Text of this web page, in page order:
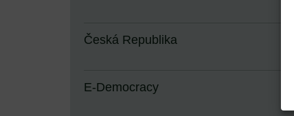
Česká Republika
E-Democracy